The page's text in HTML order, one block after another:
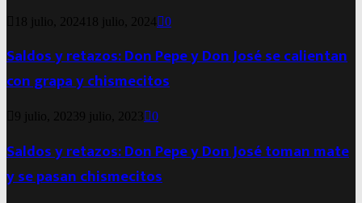
18 julio, 2024 18 julio, 2024 0
Saldos y retazos: Don Pepe y Don José se calientan
con grapa y chismecitos
9 julio, 20239 julio, 2023 0
Saldos y retazos: Don Pepe y Don José toman mate
y se pasan chismecitos